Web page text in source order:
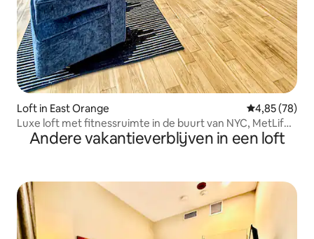
Loft in East Orange Gemiddelde
4,85 (78)
Luxe loft met fitnessruimte in de buurt van NYC, MetLife,
EWR
Andere vakantieverblijven in een loft